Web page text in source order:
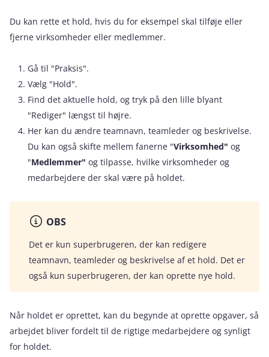
Du kan rette et hold, hvis du for eksempel skal tilføje eller
fjerne virksomheder eller medlemmer.
Gå til "Praksis".
Vælg "Hold".
Find det aktuelle hold, og tryk på den lille blyant
"Rediger" længst til højre.
Her kan du ændre teamnavn, teamleder og beskrivelse.
Du kan også skifte mellem fanerne "Virksomhed" og
"Medlemmer" og tilpasse, hvilke virksomheder og
medarbejdere der skal være på holdet.
OBS
Det er kun superbrugeren, der kan redigere
teamnavn, teamleder og beskrivelse af et hold. Det er
også kun superbrugeren, der kan oprette nye hold.
Når holdet er oprettet, kan du begynde at oprette opgaver, så
arbejdet bliver fordelt til de rigtige medarbejdere og synligt
for holdet.